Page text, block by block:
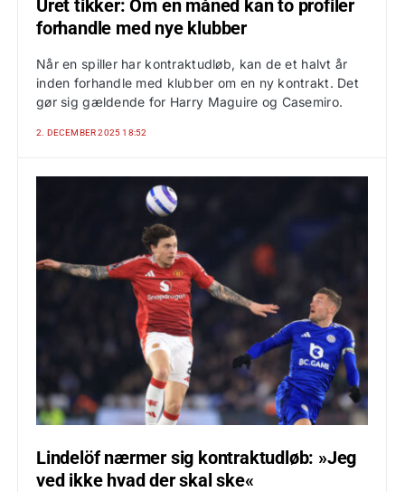
Uret tikker: Om en måned kan to profiler
forhandle med nye klubber
Når en spiller har kontraktudløb, kan de et halvt år
inden forhandle med klubber om en ny kontrakt. Det
gør sig gældende for Harry Maguire og Casemiro.
2. DECEMBER 2025 18:52
Lindelöf nærmer sig kontraktudløb: »Jeg
ved ikke hvad der skal ske«